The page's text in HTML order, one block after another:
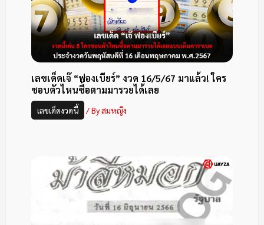
เลขเด็ดเจ๊ “ฟองเบียร์” งวด 16/5/67 มาแล้ว! ใคร
ชอบตัวไหนซื้อตามมารวยได้เลย
เลขเด็ดงวดนี้ / Byสมหญิง